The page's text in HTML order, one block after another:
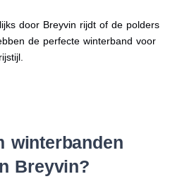
door Breyvin rijdt of de polders
de perfecte winterband voor
winterbanden
Breyvin?